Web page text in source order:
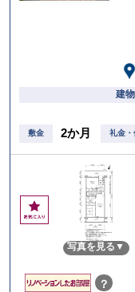
建
敷金 2か月 礼金・
お
気
写真を見る
？